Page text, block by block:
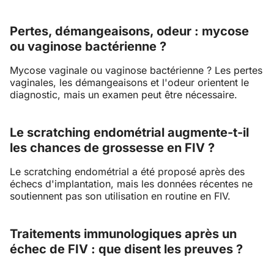
Pertes, démangeaisons, odeur : mycose
ou vaginose bactérienne ?
Mycose vaginale ou vaginose bactérienne ? Les pertes
vaginales, les démangeaisons et l'odeur orientent le
diagnostic, mais un examen peut être nécessaire.
Le scratching endométrial augmente-t-il
les chances de grossesse en FIV ?
Le scratching endométrial a été proposé après des
échecs d'implantation, mais les données récentes ne
soutiennent pas son utilisation en routine en FIV.
Traitements immunologiques après un
échec de FIV : que disent les preuves ?